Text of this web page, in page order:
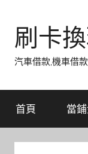
content刷卡
汽車借款,機車借
首頁 當